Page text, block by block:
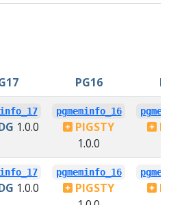
PG16
1.0.0
pgmeminfo_16
PIGSTY
1.0.0
1.0.0
pgmeminfo_16
PIGSTY